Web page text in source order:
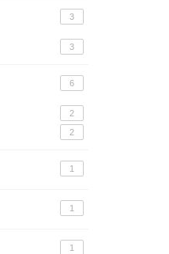
3
3
6
2
2
1
1
1